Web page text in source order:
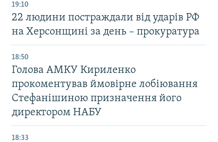
19:10
22 людини постраждали від ударів РФ
на Херсонщині за день – прокуратура
18:50
Голова АМКУ Кириленко
прокоментував ймовірне лобіювання
Стефанішиною призначення його
директором НАБУ
18:33